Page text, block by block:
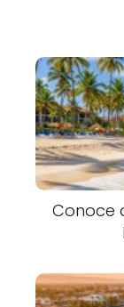
Conoce